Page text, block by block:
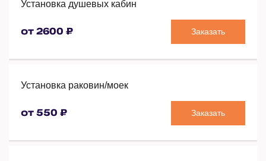
Установка душевых кабин
от 2600 ₽ Заказать
Установка раковин/моек
от 550 ₽ Заказать